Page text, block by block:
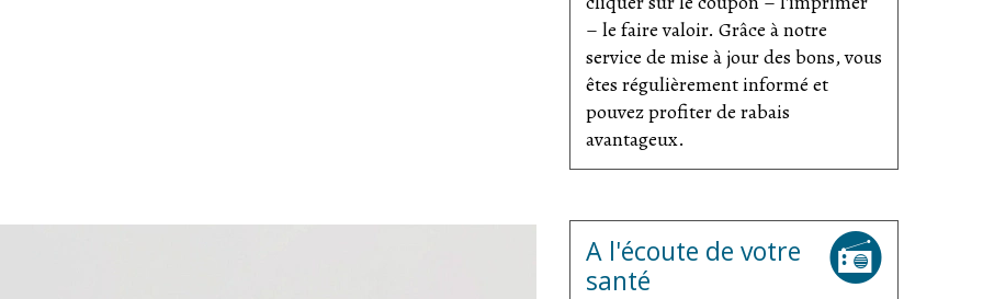
– le faire valoir. Grâce à notre
service de mise à jour des bons, vous
êtes régulièrement informé et
pouvez profiter de rabais
avantageux.
A l'écoute de votre
santé